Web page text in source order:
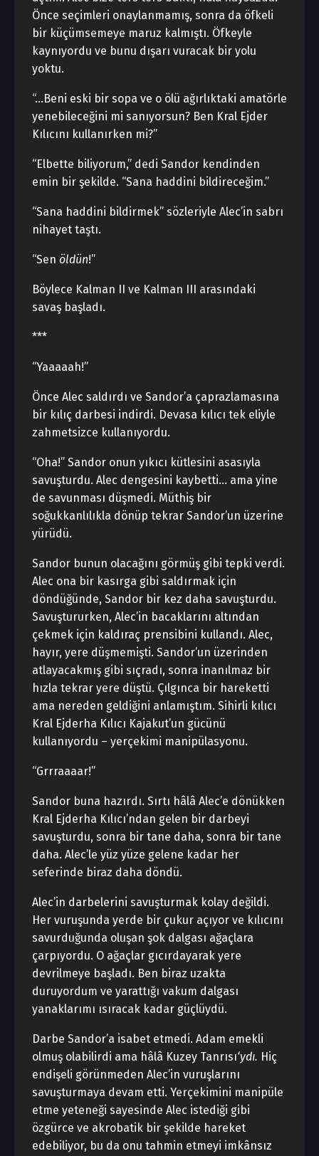
Önce seçimleri onaylanmamış, sonra da öfkeli
bir küçümsemeye maruz kalmıştı. Öfkeyle
kaynıyordu ve bunu dışarı vuracak bir yolu
yoktu.
“…Beni eski bir sopa ve o ölü ağırlıktaki amatörle
yenebileceğini mi sanıyorsun? Ben Kral Ejder
Kılıcını kullanırken mi?”
“Elbette biliyorum,” dedi Sandor kendinden
emin bir şekilde. “Sana haddini bildireceğim.”
“Sana haddini bildirmek” sözleriyle Alec’in sabrı
nihayet taştı.
“Sen öldün!”
Böylece Kalman II ve Kalman III arasındaki
savaş başladı.
***
“Yaaaaah!”
Önce Alec saldırdı ve Sandor’a çaprazlamasına
bir kılıç darbesi indirdi. Devasa kılıcı tek eliyle
zahmetsizce kullanıyordu.
“Oha!” Sandor onun yıkıcı kütlesini asasıyla
savuşturdu. Alec dengesini kaybetti… ama yine
de savunması düşmedi. Müthiş bir
soğukkanlılıkla dönüp tekrar Sandor’un üzerine
yürüdü.
Sandor bunun olacağını görmüş gibi tepki verdi.
Alec ona bir kasırga gibi saldırmak için
döndüğünde, Sandor bir kez daha savuşturdu.
Savuştururken, Alec’in bacaklarını altından
çekmek için kaldıraç prensibini kullandı. Alec,
hayır, yere düşmemişti. Sandor’un üzerinden
atlayacakmış gibi sıçradı, sonra inanılmaz bir
hızla tekrar yere düştü. Çılgınca bir hareketti
ama nereden geldiğini anlamıştım. Sihirli kılıcı
Kral Ejderha Kılıcı Kajakut’un gücünü
kullanıyordu – yerçekimi manipülasyonu.
“Grrraaaar!”
Sandor buna hazırdı. Sırtı hâlâ Alec’e dönükken
Kral Ejderha Kılıcı’ndan gelen bir darbeyi
savuşturdu, sonra bir tane daha, sonra bir tane
daha. Alec’le yüz yüze gelene kadar her
seferinde biraz daha döndü.
Alec’in darbelerini savuşturmak kolay değildi.
Her vuruşunda yerde bir çukur açıyor ve kılıcını
savurduğunda oluşan şok dalgası ağaçlara
çarpıyordu. O ağaçlar gıcırdayarak yere
devrilmeye başladı. Ben biraz uzakta
duruyordum ve yarattığı vakum dalgası
yanaklarımı ısıracak kadar güçlüydü.
Darbe Sandor’a isabet etmedi. Adam emekli
olmuş olabilirdi ama hâlâ Kuzey Tanrısı‘ydı. Hiç
endişeli görünmeden Alec’in vuruşlarını
savuşturmaya devam etti. Yerçekimini manipüle
etme yeteneği sayesinde Alec istediği gibi
özgürce ve akrobatik bir şekilde hareket
edebiliyor, bu da onu tahmin etmeyi imkânsız